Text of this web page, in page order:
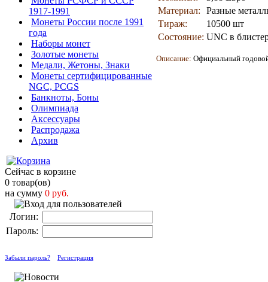
1917-1991
Монеты России после 1991
года
Наборы монет
Золотые монеты
Медали, Жетоны, Знаки
Монеты сертифицированные
NGC, PCGS
Банкноты, Боны
Олимпиада
Аксессуары
Распродажа
Архив
Сейчас в корзине
0 товар(ов)
на сумму 0 руб.
Логин:
Пароль:
Забыли пароль? Регистрация
Материал:
Разные
Тираж:
10500 шт
Состояние: UNC в
Описание: Официальный